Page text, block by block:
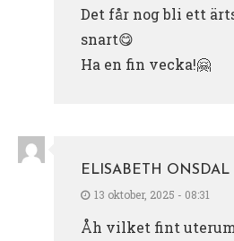
Det får nog bli ett
snart😋
Ha en fin vecka!🤗
ELISABETH ONSDAL
13 oktober, 2025 - 08:31
Åh vilket fint